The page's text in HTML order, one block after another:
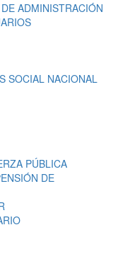
ADMINISTRACIÓN
SOCIAL NACIONAL
PÚBLICA
DE